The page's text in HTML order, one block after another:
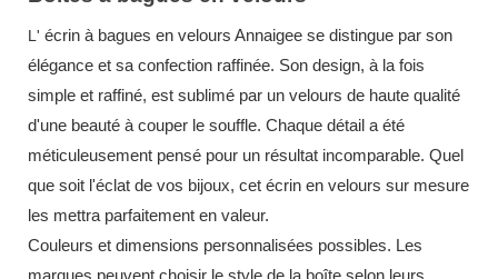
L' écrin à bagues en velours Annaigee se distingue par son
élégance et sa confection raffinée. Son design, à la fois
simple et raffiné, est sublimé par un velours de haute qualité
d'une beauté à couper le souffle. Chaque détail a été
méticuleusement pensé pour un résultat incomparable. Quel
que soit l'éclat de vos bijoux, cet écrin en velours sur mesure
les mettra parfaitement en valeur.
Couleurs et dimensions personnalisées possibles. Les
marques peuvent choisir le style de la boîte selon leurs